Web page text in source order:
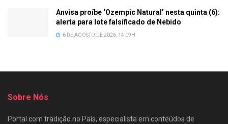
Anvisa proíbe ‘Ozempic Natural’ nesta quinta (6):
alerta para lote falsificado de Nebido
6 DE AGOSTO DE 2026, 14:09H
Sobre Nós
Portal com tradição no País, especialista em conteúdos de